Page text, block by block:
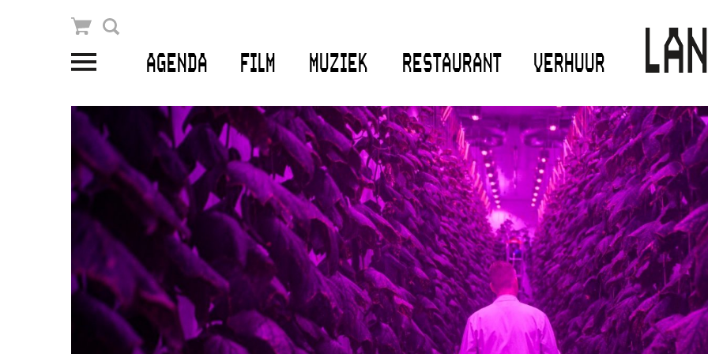
AGENDA FILM MUZIEK RESTAURANT VERHUUR
Winkelmandje
PLAN JE BEZOEK
Openingstijden & contact
Bereikbaarheid
Kaartverkoop
EDUCATIE
Schoolvoorstellingen
Filmprogramma’s Primair Onderwijs